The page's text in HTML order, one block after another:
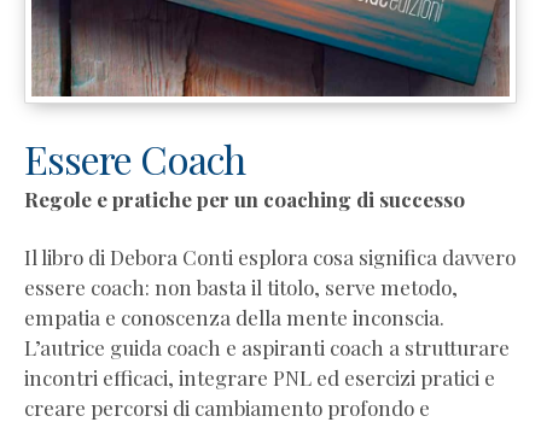
Essere Coach
Regole e pratiche per un coaching di successo
Il libro di Debora Conti esplora cosa significa davvero
essere coach: non basta il titolo, serve metodo,
empatia e conoscenza della mente inconscia.
L’autrice guida coach e aspiranti coach a strutturare
incontri efficaci, integrare PNL ed esercizi pratici e
creare percorsi di cambiamento profondo e